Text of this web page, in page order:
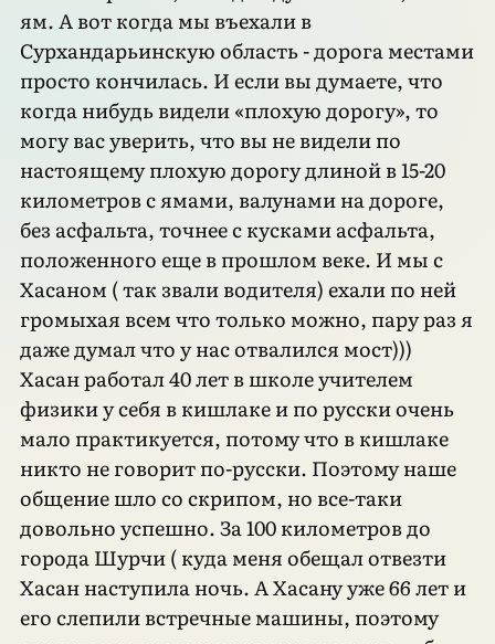
ям. А вот когда мы въехали в
Сурхандарьинскую область - дорога местами
просто кончилась. И если вы думаете, что
когда нибудь видели «плохую дорогу», то
могу вас уверить, что вы не видели по
настоящему плохую дорогу длиной в 15-20
километров с ямами, валунами на дороге,
без асфальта, точнее с кусками асфальта,
положенного еще в прошлом веке. И мы с
Хасаном ( так звали водителя) ехали по ней
громыхая всем что только можно, пару раз я
даже думал что у нас отвалился мост)))
Хасан работал 40 лет в школе учителем
физики у себя в кишлаке и по русски очень
мало практикуется, потому что в кишлаке
никто не говорит по-русски. Поэтому наше
общение шло со скрипом, но все-таки
довольно успешно. За 100 километров до
города Шурчи ( куда меня обещал отвезти
Хасан наступила ночь. А Хасану уже 66 лет и
его слепили встречные машины, поэтому